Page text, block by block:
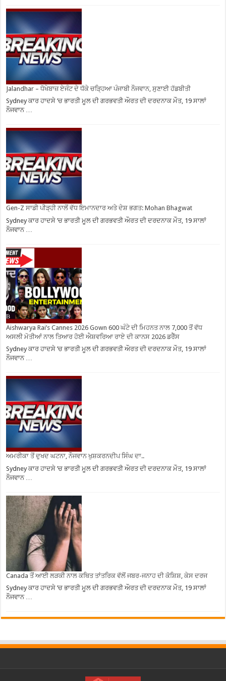
Jalandhar – ਧੋਖੇਬਾਜ਼ ਏਜੰਟ ਦੇ ਧੱਕੇ ਚੜ੍ਹਿਆ ਪੰਜਾਬੀ ਨੌਜਵਾਨ, ਸੁਣਾਈ ਹੱਡਬੀਤੀ
Sydney ਕਾਰ ਹਾਦਸੇ ’ਚ ਭਾਰਤੀ ਮੂਲ ਦੀ ਗਰਭਵਤੀ ਔਰਤ ਦੀ ਦਰਦਨਾਕ ਮੌਤ, 19 ਸਾਲਾਂ
ਨੌਜਵਾਨ …
Gen-Z ਸਾਡੀ ਪੀੜ੍ਹੀ ਨਾਲੋਂ ਵੱਧ ਇਮਾਨਦਾਰ ਅਤੇ ਦੇਸ਼ ਭਗਤ: Mohan Bhagwat
Sydney ਕਾਰ ਹਾਦਸੇ ’ਚ ਭਾਰਤੀ ਮੂਲ ਦੀ ਗਰਭਵਤੀ ਔਰਤ ਦੀ ਦਰਦਨਾਕ ਮੌਤ, 19 ਸਾਲਾਂ
ਨੌਜਵਾਨ …
Aishwarya Rai’s Cannes 2026 Gown 600 ਘੰਟੇ ਦੀ ਮਿਹਨਤ ਨਾਲ 7,000 ਤੋਂ ਵੱਧ
ਅਸਲੀ ਮੋਤੀਆਂ ਨਾਲ ਤਿਆਰ ਹੋਈ ਐਸ਼ਵਰਿਆ ਰਾਏ ਦੀ ਕਾਨਸ 2026 ਡਰੈੱਸ
Sydney ਕਾਰ ਹਾਦਸੇ ’ਚ ਭਾਰਤੀ ਮੂਲ ਦੀ ਗਰਭਵਤੀ ਔਰਤ ਦੀ ਦਰਦਨਾਕ ਮੌਤ, 19 ਸਾਲਾਂ
ਨੌਜਵਾਨ …
ਅਮਰੀਕਾ ਤੋਂ ਦੁਖਦ ਘਟਨਾ, ਨੌਜਵਾਨ ਖੁਸ਼ਕਰਨਦੀਪ ਸਿੰਘ ਦਾ..
Sydney ਕਾਰ ਹਾਦਸੇ ’ਚ ਭਾਰਤੀ ਮੂਲ ਦੀ ਗਰਭਵਤੀ ਔਰਤ ਦੀ ਦਰਦਨਾਕ ਮੌਤ, 19 ਸਾਲਾਂ
ਨੌਜਵਾਨ …
Canada ਤੋਂ ਆਈ ਲੜਕੀ ਨਾਲ ਕਥਿਤ ਤਾਂਤਰਿਕ ਵੱਲੋਂ ਜਬਰ-ਜਨਾਹ ਦੀ ਕੋਸ਼ਿਸ਼, ਕੇਸ ਦਰਜ
Sydney ਕਾਰ ਹਾਦਸੇ ’ਚ ਭਾਰਤੀ ਮੂਲ ਦੀ ਗਰਭਵਤੀ ਔਰਤ ਦੀ ਦਰਦਨਾਕ ਮੌਤ, 19 ਸਾਲਾਂ
ਨੌਜਵਾਨ …